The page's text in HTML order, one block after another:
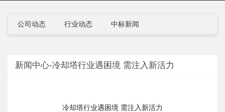
公司动态 行业动态 中标新闻
新闻中心-冷却塔行业遇困境 需注入新活力
冷却塔行业遇困境 需注入新活力